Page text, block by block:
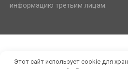
информацию третьим лицам.
Этот сайт использует cookie для